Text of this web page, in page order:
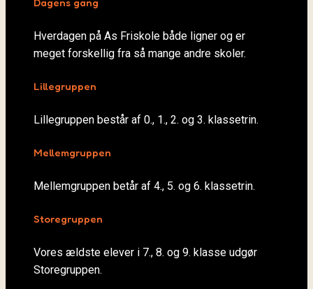
Hverdagen på As Friskole både ligner og er
meget forskellig fra så mange andre skoler.
Lillegruppen
Lillegruppen består af 0., 1., 2. og 3. klassetrin.
Mellemgruppen
Mellemgruppen betår af 4., 5. og 6. klassetrin.
Storegruppen
Vores ældste elever i 7., 8. og 9. klasse udgør
Storegruppen.